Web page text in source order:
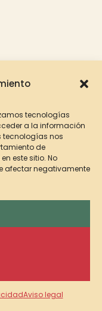
tecnologías
a la información
tecnologías nos
de
este sitio. No
afectar negativamente
Aviso legal